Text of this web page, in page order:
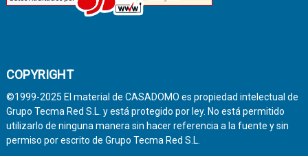
COPYRIGHT
©1999-2025 El material de CASADOMO es propiedad intelectual de
Grupo Tecma Red S.L. y está protegido por ley. No está permitido
utilizarlo de ninguna manera sin hacer referencia a la fuente y sin
permiso por escrito de Grupo Tecma Red S.L.